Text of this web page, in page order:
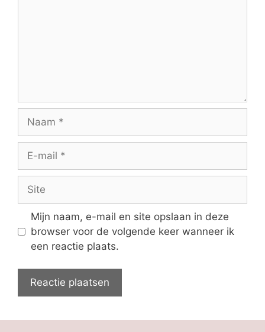
mail
Mijn naam, e-mail en site opslaan in deze
browser voor de volgende keer wanneer ik
een reactie plaats.